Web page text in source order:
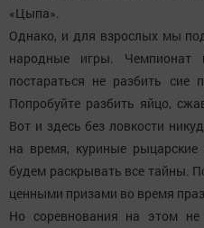
«Цыпа».
Однако, и для взрослых мы
народные игры.
постараться не разбить сие
Попробуйте разбить яйцо,
Вот и здесь без ловкости
на время, куриные
будем раскрывать все тайны.
ценными призами во время
Но соревнования на этом